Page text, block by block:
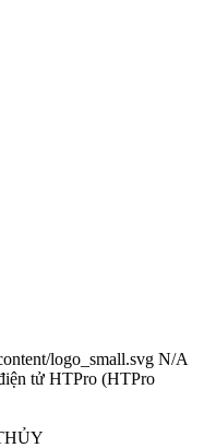
logo_small.svg N/A
tử HTPro (HTPro